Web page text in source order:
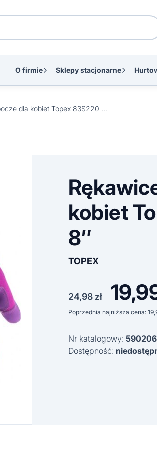
O firmie Sklepy stacjonarne
Rękawice robocze dla kobiet Topex 83S220 8″
kobiet
8″
TOPEX
24,98zł
cena
24,98
Poprzednia najniższa cena:
Nr katalogowy:
Dostępność: